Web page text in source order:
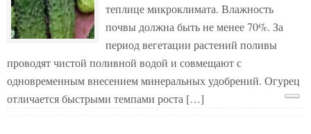
теплице микроклимата. Влажность
почвы должна быть не менее 70%. За
период вегетации растений поливы
проводят чистой поливной водой и совмещают с
одновременным внесением минеральных удобрений. Огурец
отличается быстрыми темпами роста […]